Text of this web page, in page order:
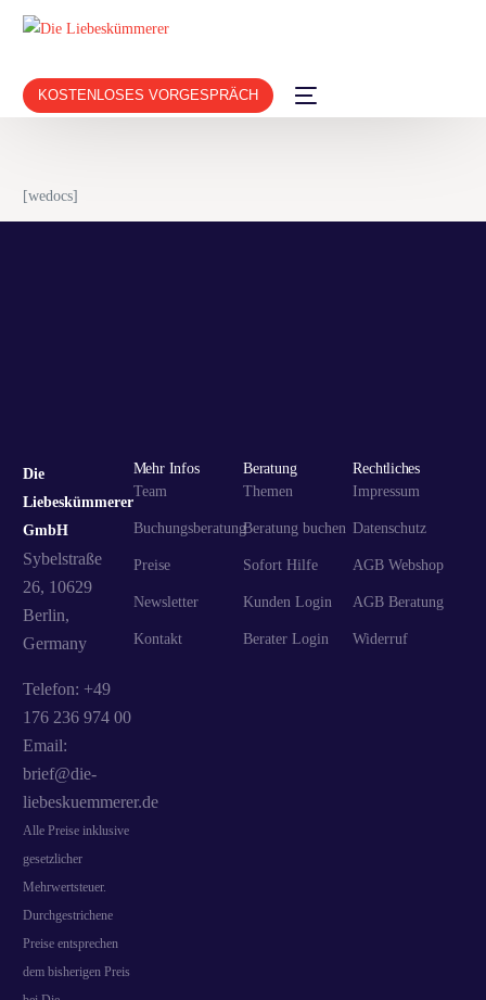
KOSTENLOSES VORGESPRÄCH
[wedocs]
Die
Liebeskümmerer
GmbH
Sybelstraße
26, 10629
Berlin,
Germany
Telefon: +49
176 236 974 00
Email:
brief@die-
liebeskuemmerer.de
Alle Preise inklusive
gesetzlicher
Mehrwertsteuer.
Durchgestrichene
Preise entsprechen
dem bisherigen Preis
Mehr Infos
Team
Buchungsberatung
Preise
Newsletter
Kontakt
Beratung
Themen
Beratung buchen
Sofort Hilfe
Kunden Login
Berater Login
Rechtliches
Impressum
Datenschutz
AGB Webshop
AGB Beratung
Widerruf